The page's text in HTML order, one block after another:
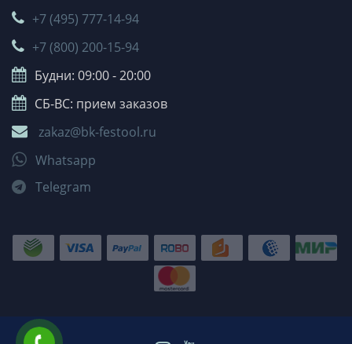
+7 (495) 777-14-94
+7 (800) 200-15-94
Будни: 09:00 - 20:00
СБ-ВС: прием заказов
zakaz@bk-festool.ru
Whatsapp
Telegram